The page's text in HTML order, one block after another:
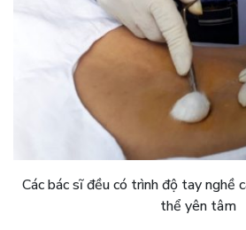
Các bác sĩ đều có trình độ tay nghề
thể yên tâm